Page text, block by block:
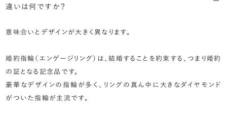
違いは何ですか？
意味合いとデザインが大きく異なります。
婚約指輪（エンゲージリング）は、結婚することを約束する、つまり婚約
の証となる記念品です。
豪華なデザインの指輪が多く、リングの真ん中に大きなダイヤモンド
がついた指輪が主流です。